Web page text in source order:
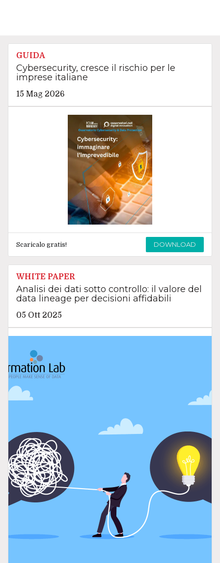
GUIDA
Cybersecurity, cresce il rischio per le
imprese italiane
15 Mag 2026
Scaricalo gratis! DOWNLOAD
WHITE PAPER
Analisi dei dati sotto controllo: il valore del
data lineage per decisioni affidabili
05 Ott 2025